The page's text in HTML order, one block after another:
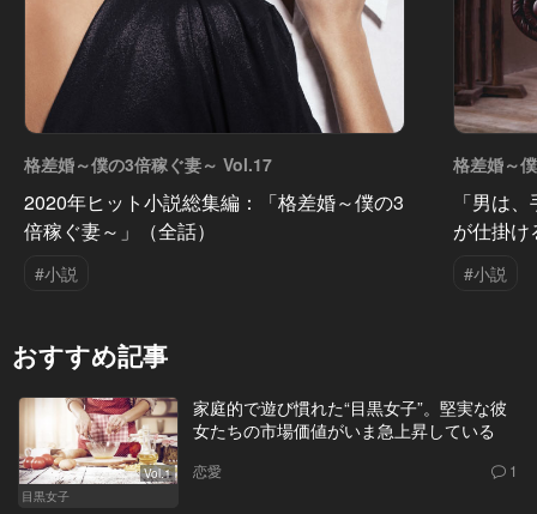
格差婚～僕の3倍稼ぐ妻～ Vol.17
2020年ヒット小説総集編：「格差婚～僕の3
倍稼ぐ妻～」（全話）
#小説
格差婚～
「男は
が仕掛け
#小説
おすすめ記事
Vol.1
目黒女子
家庭的で遊び慣れた“目黒女子”。堅実な彼
女たちの市場価値がいま急上昇している
恋愛 1